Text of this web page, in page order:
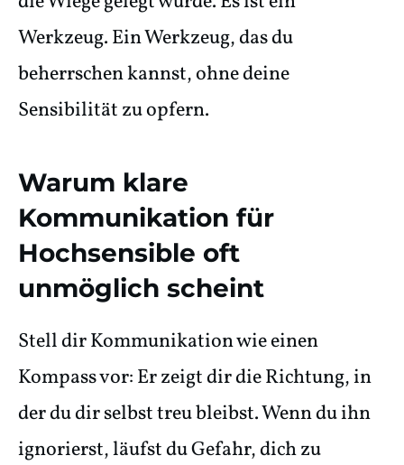
Werkzeug. Ein Werkzeug, das du
beherrschen kannst, ohne deine
Sensibilität zu opfern.
Warum klare
Kommunikation für
Hochsensible oft
unmöglich scheint
Stell dir Kommunikation wie einen
Kompass vor: Er zeigt dir die Richtung, in
der du dir selbst treu bleibst. Wenn du ihn
ignorierst, läufst du Gefahr, dich zu